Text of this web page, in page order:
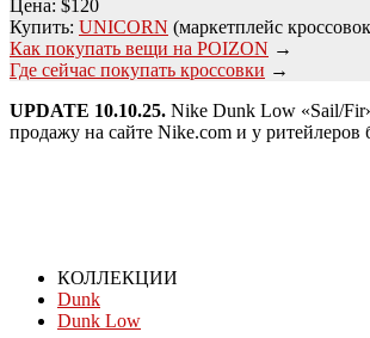
Цена: $120
Купить: UNICORN (маркетплейс
Как покупать вещи на POIZON →
Где сейчас покупать кроссовки →
UPDATE 10.10.25. Nike Dunk Low «Sail/
продажу на сайте Nike.com и у ритейлеров
КОЛЛЕКЦИИ
Dunk
Dunk Low